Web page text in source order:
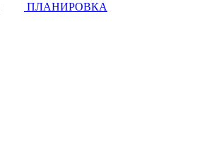
ПЛАНИРОВКА